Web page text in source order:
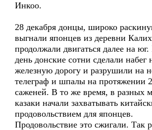
Инкоо.
28 декабря донцы, широко
выгнали японцев из деревни
продолжали двигаться далее на
день донские сотни сделали набег
железную дорогу и разрушили на
телеграф и шпалы на протяжении
саженей. В то же время, в разных
казаки начали захватывать
продовольствием для японцев.
Продовольствие это сжигали. Так